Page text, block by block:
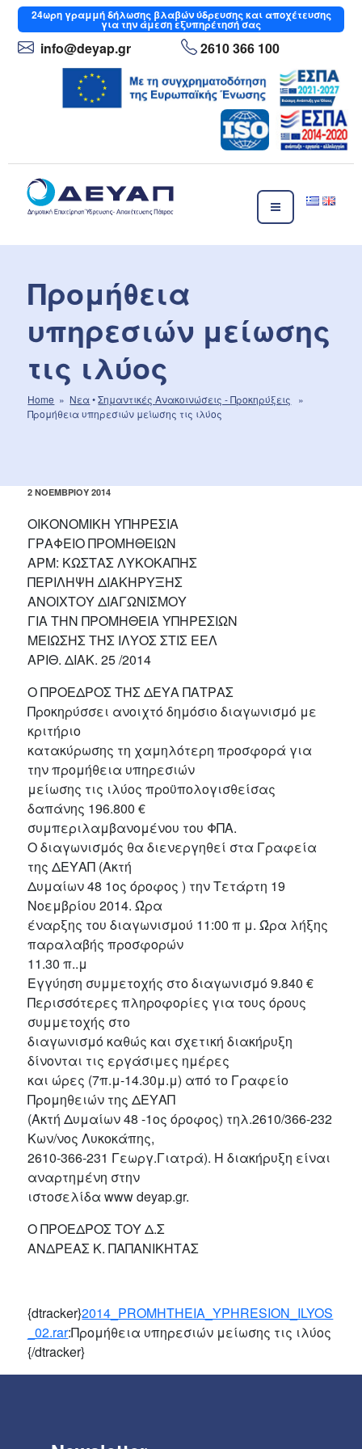
Μετάβαση
στο
περιεχόμενο
24ωρηγραμμή δήλωσης βλαβών ύδρευσης και αποχέτευσης
για την άμεση εξυπηρέτησή σας
info@deyap.gr 2610 366 100
Δημοτική Επιχείρηση Ύδρευσης- Αποχέτευσης Πάτρας
Προμήθεια
υπηρεσιών μείωσης
τις ιλύος
Home » Νεα•Σημαντικές Aνακοινώσεις - Προκηρύξεις »
Προμήθεια υπηρεσιών μείωσης τις ιλύος
ΔΗΜΟΣΙΕΎΤΗΚΕ
2 ΝΟΕΜΒΡΊΟΥ 2014
ΟΙΚΟΝΟΜΙΚΗ ΥΠΗΡΕΣΙΑ
ΓΡΑΦΕΙΟ ΠΡΟΜΗΘΕΙΩΝ
ΑΡΜ: ΚΩΣΤΑΣ ΛΥΚΟΚΑΠΗΣ
ΠΕΡΙΛΗΨΗ ΔΙΑΚΗΡΥΞΗΣ
ΑΝΟΙΧΤΟΥ ΔΙΑΓΩΝΙΣΜΟΥ
ΓΙΑ ΤΗΝ ΠΡΟΜΗΘΕΙΑ ΥΠΗΡΕΣΙΩΝ
ΜΕΙΩΣΗΣ ΤΗΣ ΙΛΥΟΣ ΣΤΙΣ ΕΕΛ
ΑΡΙΘ. ΔΙΑΚ. 25 /2014
Ο ΠΡΟΕΔΡΟΣ ΤΗΣ ΔΕΥΑ ΠΑΤΡΑΣ
Προκηρύσσει ανοιχτό δημόσιο διαγωνισμό με
κριτήριο
κατακύρωσης τη χαμηλότερη προσφορά για
την προμήθεια υπηρεσιών
μείωσης τις ιλύος προϋπολογισθείσας
δαπάνης 196.800 €
συμπεριλαμβανομένου του ΦΠΑ.
Ο διαγωνισμός θα διενεργηθεί στα Γραφεία
της ΔΕΥΑΠ (Ακτή
Δυμαίων 48 1ος όροφος ) την Τετάρτη 19
Νοεμβρίου 2014. Ώρα
έναρξης του διαγωνισμού 11:00 π μ. Ώρα λήξης
παραλαβής προσφορών
11.30 π..μ
Εγγύηση συμμετοχής στο διαγωνισμό 9.840 €
Περισσότερες πληροφορίες για τους όρους
συμμετοχής στο
διαγωνισμό καθώς και σχετική διακήρυξη
δίνονται τις εργάσιμες ημέρες
και ώρες (7π.μ-14.30μ.μ) από το Γραφείο
Προμηθειών της ΔΕΥΑΠ
(Ακτή Δυμαίων 48 -1ος όροφος) τηλ.2610/366-232
Κων/νος Λυκοκάπης,
2610-366-231 Γεωργ.Γιατρά). Η διακήρυξη είναι
αναρτημένη στην
ιστοσελίδα www deyap.gr.
O ΠΡΟΕΔΡΟΣ ΤΟΥ Δ.Σ
ΑΝΔΡΕΑΣ Κ. ΠΑΠΑΝΙΚΗΤΑΣ
{dtracker}2014_PROMHTHEIA_YPHRESION_ILYOS
_02.rar:Προμήθεια υπηρεσιών μείωσης τις ιλύος
{/dtracker}